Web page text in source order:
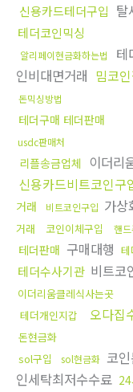
신용카드테더구입 탈
테더코인믹싱
알리페이현금화하는법 테
인비대면거래 밈코
돈믹싱방법
테더구매 테더판매
usdc판매처
리플송금업체
이더리
신용카드비트코인구
거래
비트코인구입 가상
거래
코인이체구입 핸
테더판매 구매대행 테
테더수사기관 비트코
이더리움클레식사는곳
테더개인지갑
오다집
돈현금화
sol구입
sol현금화 코
인세탁최저수수료